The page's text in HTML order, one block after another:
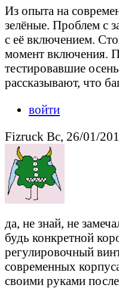
Из опыта на
зелёные. Проблем с
с её включением.
момент включения.
тестировавшие
рассказывают, что
войти
Fizruck Вс, 26/01/
да, не знай, не
будь конкретной
регулировочный
современных
своими руками